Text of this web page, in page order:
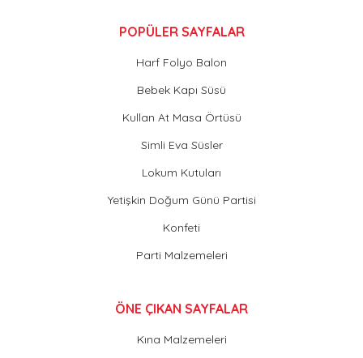
POPÜLER SAYFALAR
Harf Folyo Balon
Bebek Kapı Süsü
Kullan At Masa Örtüsü
Simli Eva Süsler
Lokum Kutuları
Yetişkin Doğum Günü Partisi
Konfeti
Parti Malzemeleri
ÖNE ÇIKAN SAYFALAR
Kına Malzemeleri